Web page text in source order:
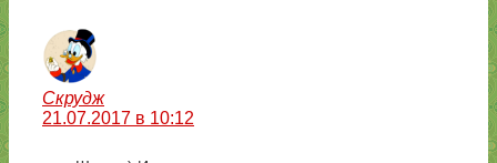
Скрудж
21.07.2017 в 10:12